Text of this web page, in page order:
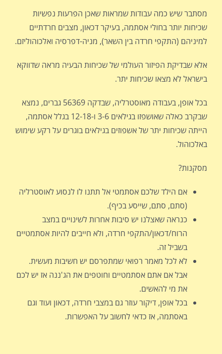
מסתבר שיש כמה עבודות שמראות שאכן הפרעות נפשיות
שכיחות יותר בחולי אסתמה, בעיקר דכאון, מצבים חרדתיים
למיניהם (התקפי חרדה בין השאר), מניה-דפרסיה ואלכוהוליזם.
אלא שבדיקת הפיזור העולמי של שכיחות הבעיה מראה שדווקא
בישראל לא מצאו שכיחות יתר.
בכל אופן, בעבודה מאוסטרליה, שבדקה 56369 גברים, נמצא
שבקרב כאלה שאושפזו בגילאים 3-6 ו-12-18 בגלל אסתמה,
הייתה שכיחות יתר של אשפוזים בגילאים בוגרים על רקע שימוש
באלכוהול.
מסקנות?
אם הילד שלכם אסתמטי אל תתנו לו לנסוע לאוסטרליה
(סתם, סתם, שייסע בכיף).
כנראה שאצלנו יש סיבות אחרות לשינויים במצב
הרוח/דכאון/התקפי חרדה, ולא חייבים להיות אסתמטיים
בשביל זה.
לא לכל מאמר רפואי שמתפרסם יש חשיבות מעשית.
אבל אם אתם אסתמטיים וחוטפים את הג'ננה אז יש לכם
את מי להאשים.
בכל אופן, דיקור עוזר גם במצבי חרדה, דכאון ועוד וגם
באסתמה, אז כדאי לחשוב על האפשרות.